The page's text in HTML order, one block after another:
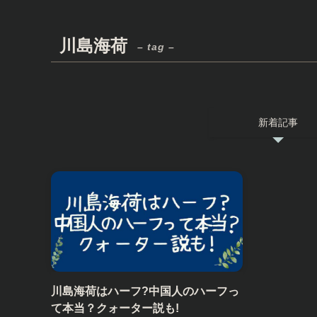
川島海荷 – tag –
新着記事
川島海荷はハーフ?中国人のハーフっ
て本当？クォーター説も!